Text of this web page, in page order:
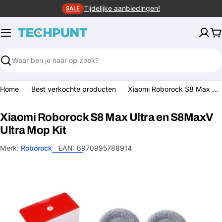
naar
inhoud
SALE Tijdelijke aanbiedingen!
Zoeken
Home Best verkochte producten Xiaomi Roborock S8 Max Ultra en S8MaxV Ultra Mop Kit
Xiaomi Roborock S8 Max Ultra en S8MaxV
Ultra Mop Kit
Merk: Roborock EAN: 6970995788914